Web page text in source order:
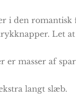
i den romantisk
Let
er masser af
langt slæb.